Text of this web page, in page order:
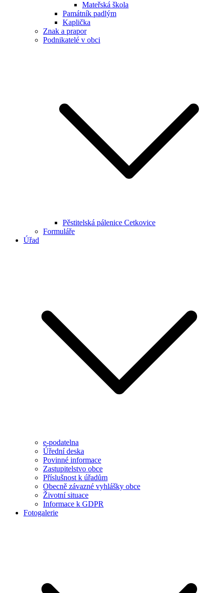
Mateřská škola
Památník padlým
Kaplička
Znak a prapor
Podnikatelé v obci
Pěstitelská pálenice Cetkovice
Formuláře
Úřad
e-podatelna
Úřední deska
Povinné informace
Zastupitelstvo obce
Příslušnost k úřadům
Obecně závazné vyhlášky obce
Životní situace
Informace k GDPR
Fotogalerie